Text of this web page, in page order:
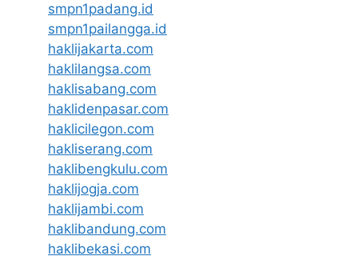
smpn1padang.id
smpn1pailangga.id
haklijakarta.com
haklilangsa.com
haklisabang.com
haklidenpasar.com
haklicilegon.com
hakliserang.com
haklibengkulu.com
haklijogja.com
haklijambi.com
haklibandung.com
haklibekasi.com